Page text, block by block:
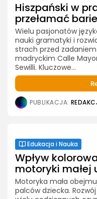
Hiszpański w
przełamać
Wielu pasjonatów
nauki gramatyki i
strach przed
madryckim Calle
Sewilli. Kluczowe...
PUBLIKACJA:
Edukacja i Nauka
Wpływ
motoryki małej
Motoryka mała
palców dziecka.